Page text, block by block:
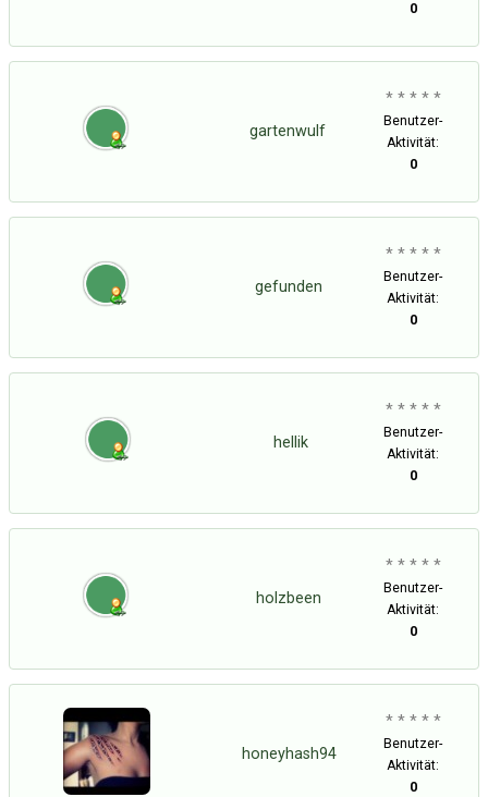
0
gartenwulf
* * * * *
Benutzer-
Aktivität:
0
gefunden
* * * * *
Benutzer-
Aktivität:
0
hellik
* * * * *
Benutzer-
Aktivität:
0
holzbeen
* * * * *
Benutzer-
Aktivität:
0
honeyhash94
* * * * *
Benutzer-
Aktivität:
0